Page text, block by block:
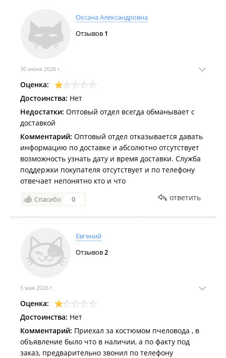
Оксана Александровна
Отзывов 1
30 июня 2026 г.
Оценка:
Достоинства: Нет
Недостатки: Оптовый отдел всегда обманывает с
доставкой
Комментарий: Оптовый отдел отказывается давать
информацию по доставке и абсолютно отсутствует
возможность узнать дату и время доставки. Служба
поддержки покупателя отсутствует и по телефону
отвечает непонятно кто и что
Спасибо 0 ответить
Евгений
Отзывов2
5 мая 2026 г.
Оценка:
Достоинства: Нет
Комментарий: Приехал за костюмом пчеловода , в
объявление было что в наличии, а по факту под
заказ, предварительно звонил по телефону